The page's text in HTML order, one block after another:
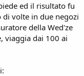
ed il risultato fu
volte in due negozi
della Wed'ze
viaggia dai 100 ai